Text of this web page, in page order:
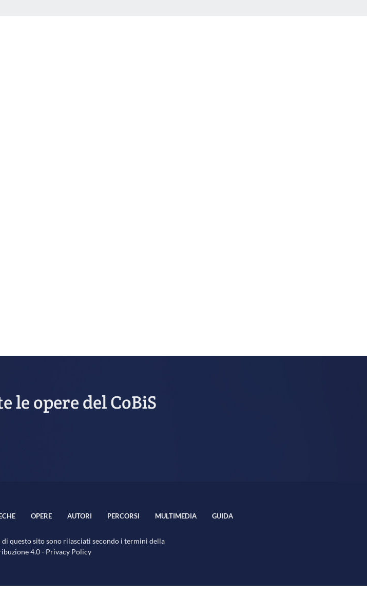
le opere del CoBiS
OPERE AUTORI PERCORSI MULTIMEDIA GUIDA
questo sito sono rilasciati secondo i termini della
4.0- Privacy Policy